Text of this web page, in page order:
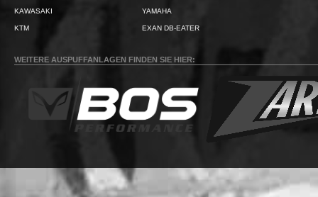
KAWASAKI
KTM
YAMAHA
EXAN DB-EATER
WEITERE AUSPUFFANLAGEN FINDEN SIE HIER: